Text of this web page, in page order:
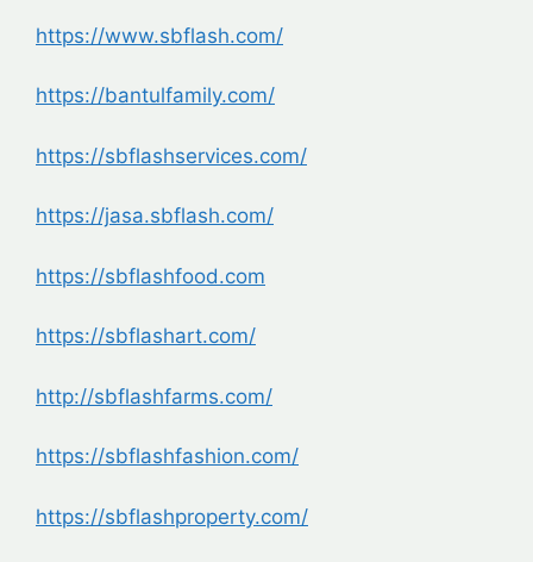
https://www.sbflash.com/
https://bantulfamily.com/
https://sbflashservices.com/
https://jasa.sbflash.com/
https://sbflashfood.com
https://sbflashart.com/
http://sbflashfarms.com/
https://sbflashfashion.com/
https://sbflashproperty.com/